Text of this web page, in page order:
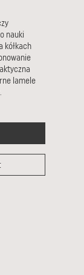
nauki
kółkach
lamele